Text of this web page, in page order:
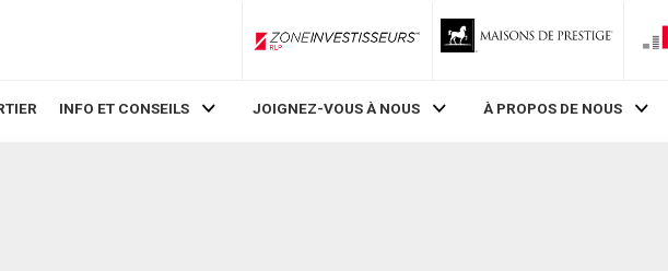
ZoneInvestisseurs RLP
INFO ET CONSEILS JOIGNEZ-VOUS À NOUS À PROPOS DE NOUS